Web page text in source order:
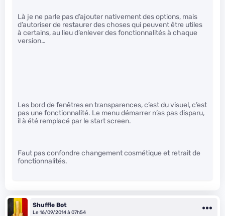
Là je ne parle pas d’ajouter nativement des options, mais
d’autoriser de restaurer des choses qui peuvent être utiles
à certains, au lieu d’enlever des fonctionnalités à chaque
version…
Les bord de fenêtres en transparences, c’est du visuel, c’est
pas une fonctionnalité. Le menu démarrer n’as pas disparu,
il à été remplacé par le start screen.
Faut pas confondre changement cosmétique et retrait de
fonctionnalités.
Shuffle Bot
Le 16/09/2014 à 07h54